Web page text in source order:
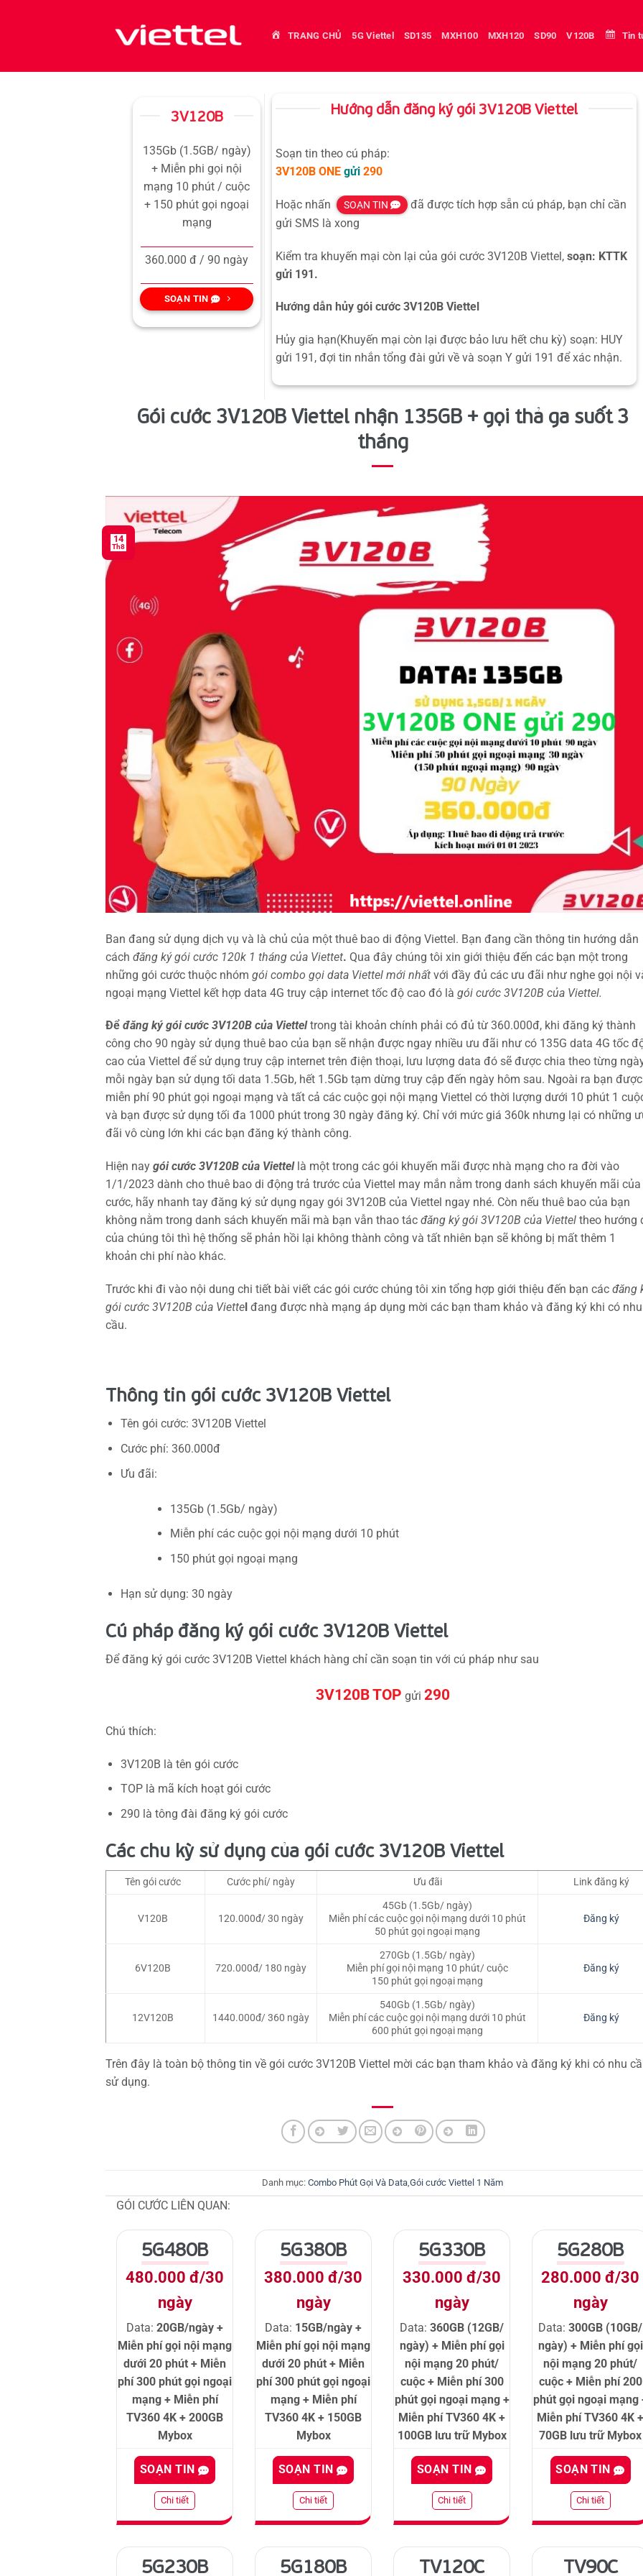
TRANG CHỦ 5G Viettel SD135 MXH100 MXH120 SD90 V120B Tin
3V120B
135Gb (1.5GB/ ngày)
+ Miễn phi gọi nội
mạng 10 phút / cuộc
+ 150 phút gọi ngoại
mạng
360.000 đ / 90 ngày
SOẠN TIN
Hướng dẫn đăng ký gói 3V120B Viettel
Soạn tin theo cú pháp:
3V120B ONE gửi 290
Hoặc nhấn SOẠN TIN
đã được tích hợp sẵn cú pháp, bạn chỉ cần
gửi SMS là xong
Kiểm tra khuyến mại còn lại của gói cước 3V120B Viettel, soạn: KTTK
gửi 191.
Hướng dẫn hủy gói cước 3V120B Viettel
Hủy gia hạn(Khuyến mại còn lại được bảo lưu hết chu kỳ) soạn: HUY
gửi 191, đợi tin nhắn tổng đài gửi về và soạn Y gửi 191 để xác nhận.
Gói cước 3V120B Viettel nhận 135GB + gọi thả ga suốt 3
tháng
14
Th8
Ban đang sử dụng dịch vụ và là chủ của một thuê bao di động Viettel. Bạn đang cần thông tin hướng dẫn
cách đăng ký gói cước 120k 1 tháng của Viettet. Qua đây chúng tôi xin giới thiệu đến các bạn một trong
những gói cước thuộc nhóm gói combo gọi data Viettel mới nhất với đầy đủ các ưu đãi như nghe gọi nội
ngoại mạng Viettel kết hợp data 4G truy cập internet tốc độ cao đó là gói cước 3V120B của Viettel.
Để đăng ký gói cước 3V120B của Viettel trong tài khoản chính phải có đủ từ 360.000đ, khi đăng ký thành
công cho 90 ngày sử dụng thuê bao của bạn sẽ nhận được ngay nhiều ưu đãi như có 135G data 4G tốc
cao của Viettel để sử dụng truy cập internet trên điện thoại, lưu lượng data đó sẽ được chia theo từng
mỗi ngày bạn sử dụng tối data 1.5Gb, hết 1.5Gb tạm dừng truy cập đến ngày hôm sau. Ngoài ra bạn được
miễn phí 90 phút gọi ngoại mạng và tất cả các cuộc gọi nội mạng Viettel có thời lượng dưới 10 phút 1
và bạn được sử dụng tối đa 1000 phút trong 30 ngày đăng ký. Chỉ với mức giá 360k nhưng lại có những
đãi vô cùng lớn khi các bạn đăng ký thành công.
Hiện nay gói cước 3V120B của Viettellà một trong các gói khuyến mãi được nhà mạng cho ra đời vào
1/1/2023 dành cho thuê bao di động trả trước của Viettel may mắn nằm trong danh sách khuyến mãi
cước, hãy nhanh tay đăng ký sử dụng ngay gói 3V120B của Viettel ngay nhé. Còn nếu thuê bao của bạn
không nằm trong danh sách khuyến mãi mà bạn vẫn thao tác đăng ký gói 3V120B của Viettel theo hướng
của chúng tôi thì hệ thống sẽ phản hồi lại không thành công và tất nhiên bạn sẽ không bị mất thêm 1
khoản chi phí nào khác.
Trước khi đi vào nội dung chi tiết bài viết các gói cước chúng tôi xin tổng hợp giới thiệu đến bạn các đăng
gói cước 3V120B của Viettel đang được nhà mạng áp dụng mời các bạn tham khảo và đăng ký khi có nhu
cầu.
Thông tin gói cước 3V120B Viettel
Tên gói cước: 3V120B Viettel
Cước phí: 360.000đ
Ưu đãi:
135Gb (1.5Gb/ ngày)
Miễn phí các cuộc gọi nội mạng dưới 10 phút
150 phút gọi ngoại mạng
Hạn sử dụng: 30 ngày
Cú pháp đăng ký gói cước 3V120B Viettel
Để đăng ký gói cước 3V120B Viettel khách hàng chỉ cần soạn tin với cú pháp như sau
3V120B TOP gửi 290
Chú thích:
3V120B là tên gói cước
TOP là mã kích hoạt gói cước
290 là tông đài đăng ký gói cước
Các chu kỳ sử dụng của gói cước 3V120B Viettel
Tên gói cước Cước phí/ ngày Ưu đãi Link đăng ký
V120B 120.000đ/ 30 ngày
45Gb (1.5Gb/ ngày)
Miễn phí các cuộc gọi nội mạng dưới 10 phút
50 phút gọi ngoại mạng
Đăng ký
6V120B 720.000đ/ 180 ngày
270Gb (1.5Gb/ ngày)
Miễn phí gọi nội mạng 10 phút/ cuộc
150 phút gọi ngoại mạng
Đăng ký
12V120B 1440.000đ/ 360 ngày
540Gb (1.5Gb/ ngày)
Miễn phí các cuộc gọi nội mạng dưới 10 phút
600 phút gọi ngoại mạng
Đăng ký
Trên đây là toàn bộ thông tin về gói cước 3V120B Viettel mời các bạn tham khảo và đăng ký khi có nhu
sử dụng.
Danh mục:Combo Phút Gọi Và Data ,Gói cước Viettel 1 Năm
GÓI CƯỚC LIÊN QUAN:
5G480B
480.000 đ/30
ngày
Data:20GB/ngày +
Miễn phí gọi nội mạng
dưới 20 phút + Miễn
phí 300 phút gọi ngoại
mạng + Miễn phí
TV360 4K + 200GB
Mybox
SOẠN TIN
Chi tiết
5G380B
380.000 đ/30
ngày
Data: 15GB/ngày +
Miễn phí gọi nội mạng
dưới 20 phút + Miễn
phí 300 phút gọi ngoại
mạng + Miễn phí
TV360 4K + 150GB
Mybox
SOẠN TIN
Chi tiết
5G330B
330.000 đ/30
ngày
Data:360GB (12GB/
ngày) + Miễn phí gọi
nội mạng 20 phút/
cuộc + Miễn phí 300
phút gọi ngoại mạng +
Miễn phí TV360 4K +
100GB lưu trữ Mybox
SOẠN TIN
Chi tiết
5G280B
280.000 đ/30
ngày
Data:300GB (10GB/
ngày) + Miễn phí gọi
nội mạng 20 phút/
cuộc + Miễn phí 200
phút gọi ngoại mạng
Miễn phí TV360 4K
70GB lưu trữ Mybox
SOẠN TIN
Chi tiết
5G230B 5G180B TV120C TV90C